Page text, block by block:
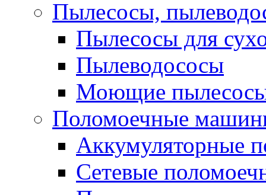
Пылесосы,
Пылесосы для
Пылеводососы
Моющие пылесосы
Поломоечные
Аккумуляторные
Сетевые